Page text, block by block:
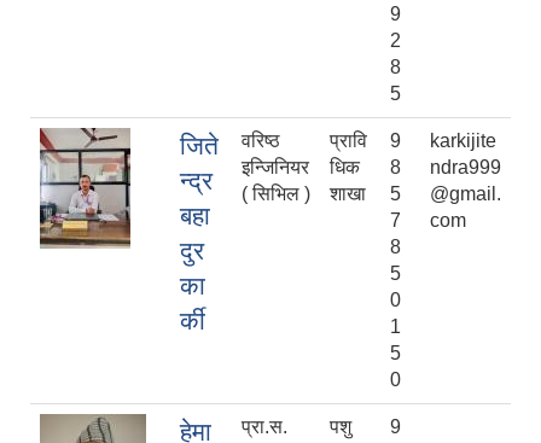
9
2
8
5
जिते
न्द्र
बहा
दुर
का
र्की
वरिष्ठ
इन्जिनियर
( सिभिल )
प्रावि
धिक
शाखा
9
8
5
7
8
5
0
1
5
0
karkijite
ndra999
@gmail.
com
हेमा प्रा.स. पशु 9